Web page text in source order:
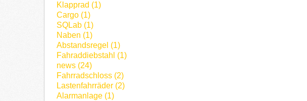
Klapprad (1)
Cargo (1)
SQLab (1)
Naben (1)
Abstandsregel (1)
Fahraddiebstahl (1)
news (24)
Fahrradschloss (2)
Lastenfahrräder (2)
Alarmanlage (1)